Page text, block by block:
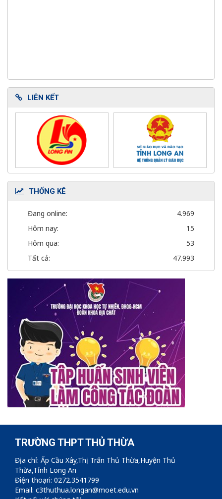
LIÊN KẾT
THỐNG KÊ
Đang online:
4.969
Hôm nay:
15
Hôm qua:
53
Tất cả:
47.993
TRƯỜNG THPT THỦ THỪA
Địa chỉ: Ấp Cầu Xây,Thị Trấn Thủ Thừa,Huyện Thủ
Thừa,Tỉnh Long An
Điện thoạri: 0272.3541799
Email: c3thuthua.longan@moet.edu.vn